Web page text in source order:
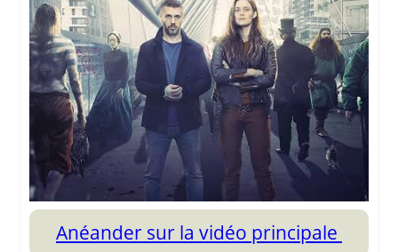
Anéander sur la vidéo principale